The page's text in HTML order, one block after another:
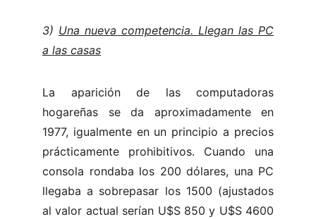
3) Una nueva competencia. Llegan las PC
a las casas
La aparición de las computadoras
hogareñas se da aproximadamente en
1977, igualmente en un principio a precios
prácticamente prohibitivos. Cuando una
consola rondaba los 200 dólares, una PC
llegaba a sobrepasar los 1500 (ajustados
al valor actual serían U$S 850 y U$S 4600